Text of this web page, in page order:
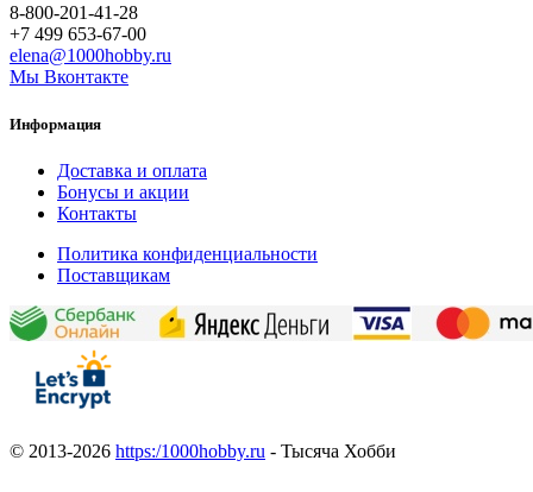
8-800-201-41-28
+7 499 653-67-00
elena@1000hobby.ru
Мы Вконтакте
Информация
Доставка и оплата
Бонусы и акции
Контакты
Политика конфиденциальности
Поставщикам
© 2013-2026 https:/1000hobby.ru - Тысяча Хобби